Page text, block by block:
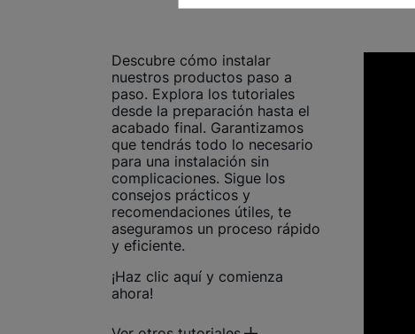
Descubre cómo instalar
nuestros productos paso a
paso. Explora los tutoriales
desde la preparación hasta el
acabado final. Garantizamos
que tendrás todo lo necesario
para una instalación sin
complicaciones. Sigue los
consejos prácticos y
recomendaciones útiles, te
aseguramos un proceso rápido
y eficiente.
¡Haz clic aquí y comienza
ahora!